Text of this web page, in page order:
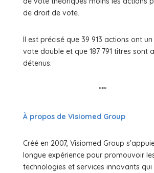
de droit de vote.
Il est précisé que 39 913 actions ont
vote double et que 187 791 titres sont
détenus.
***
À propos de Visiomed Group
Créé en 2007, Visiomed Group
longue expérience pour promouvoir
technologies et services innovants qui